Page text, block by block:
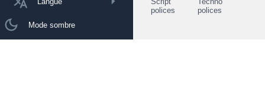
Mode sombre
polices
polices